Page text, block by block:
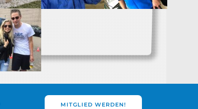
MITGLIED WERDEN!